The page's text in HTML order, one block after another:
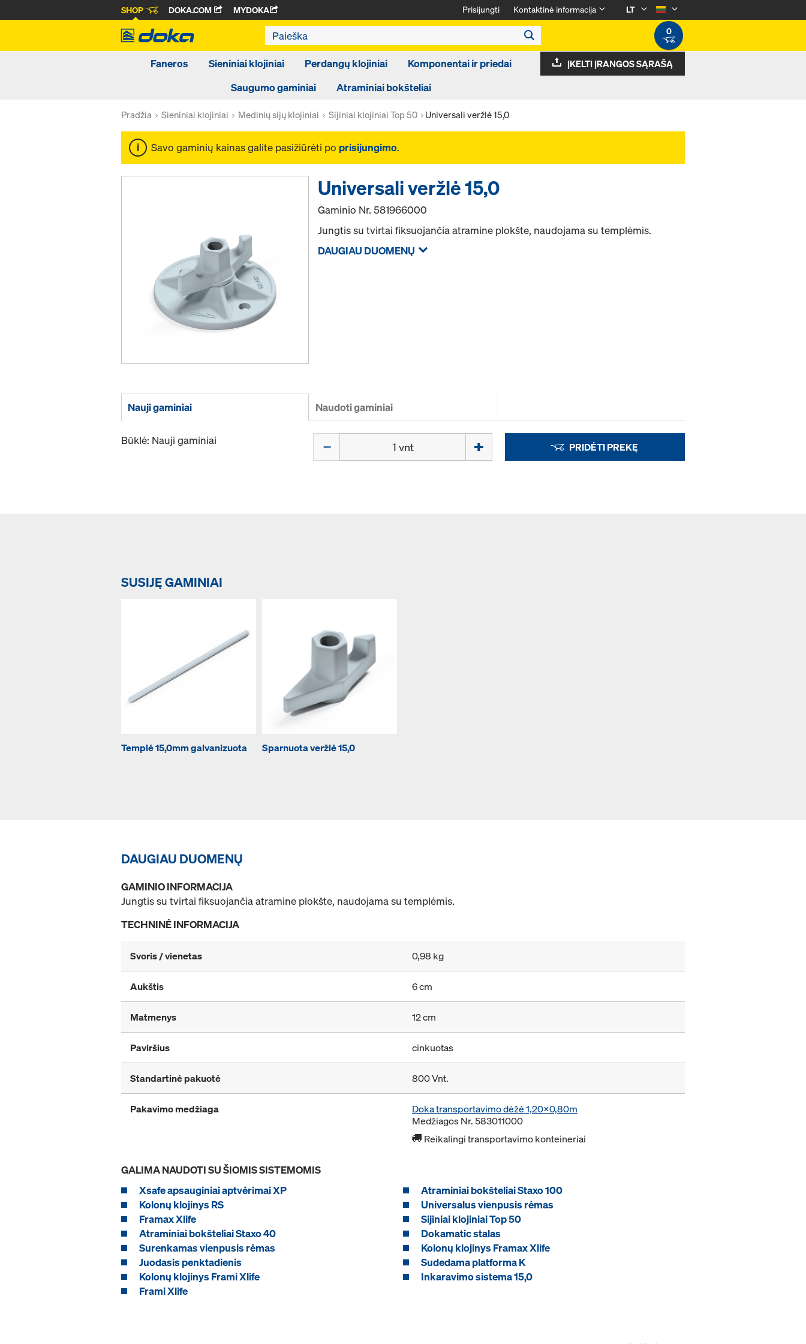
SHOP DOKA.COM MYDOKA Prisijungti Kontaktinė informacija
LT
0
Faneros Sieniniai klojiniai Perdangų klojiniai
Komponentai ir priedai
Saugumo gaminiai
Atraminiai bokšteliai
ĮKELTI ĮRANGOS SĄRAŠĄ
Pradžia Sieniniai klojiniai Medinių sijų klojiniai Sijiniai klojiniai Top 50 Universali veržlė 15,0
Savo gaminių kainas galite pasižiūrėti po prisijungimo.
Universali veržlė 15,0
Gaminio Nr.581966000
Jungtis su tvirtai fiksuojančia atramine plokšte, naudojama su templėmis.
DAUGIAU DUOMENŲ
Nauji gaminiai Naudoti gaminiai
Būklė: Nauji gaminiai PRIDĖTI PREKĘ
SUSIJĘ GAMINIAI
Templė 15,0mm galvanizuota Sparnuota veržlė 15,0
DAUGIAU DUOMENŲ
GAMINIO INFORMACIJA
Jungtis su tvirtai fiksuojančia atramine plokšte, naudojama su templėmis.
TECHNINĖ INFORMACIJA
Svoris / vienetas 0,98 kg
Aukštis 6 cm
Matmenys 12 cm
Paviršius cinkuotas
Standartinė pakuotė 800 Vnt.
Pakavimo medžiaga
Doka transportavimo dėžė 1,20x0,80m
Medžiagos Nr. 583011000
Reikalingi transportavimo konteineriai
GALIMA NAUDOTI SU ŠIOMIS SISTEMOMIS
Xsafe apsauginiai aptvėrimai XP
Atraminiai bokšteliai Staxo 100
Kolonų klojinys RS
Universalus vienpusis rėmas
Framax Xlife
Sijiniai klojiniai Top 50
Atraminiai bokšteliai Staxo 40
Dokamatic stalas
Surenkamas vienpusis rėmas
Kolonų klojinys Framax Xlife
Juodasis penktadienis
Sudedama platforma K
Kolonų klojinys Frami Xlife
Inkaravimo sistema 15,0
Frami Xlife